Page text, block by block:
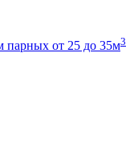
парных от 25 до 35м3